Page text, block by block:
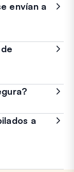
envían a
a